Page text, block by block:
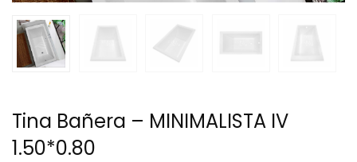
Tina Bañera – MINIMALISTA IV
1.50*0.80